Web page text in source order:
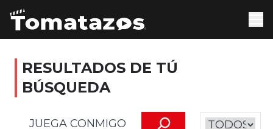
RESULTADOS DE TÚ
BÚSQUEDA